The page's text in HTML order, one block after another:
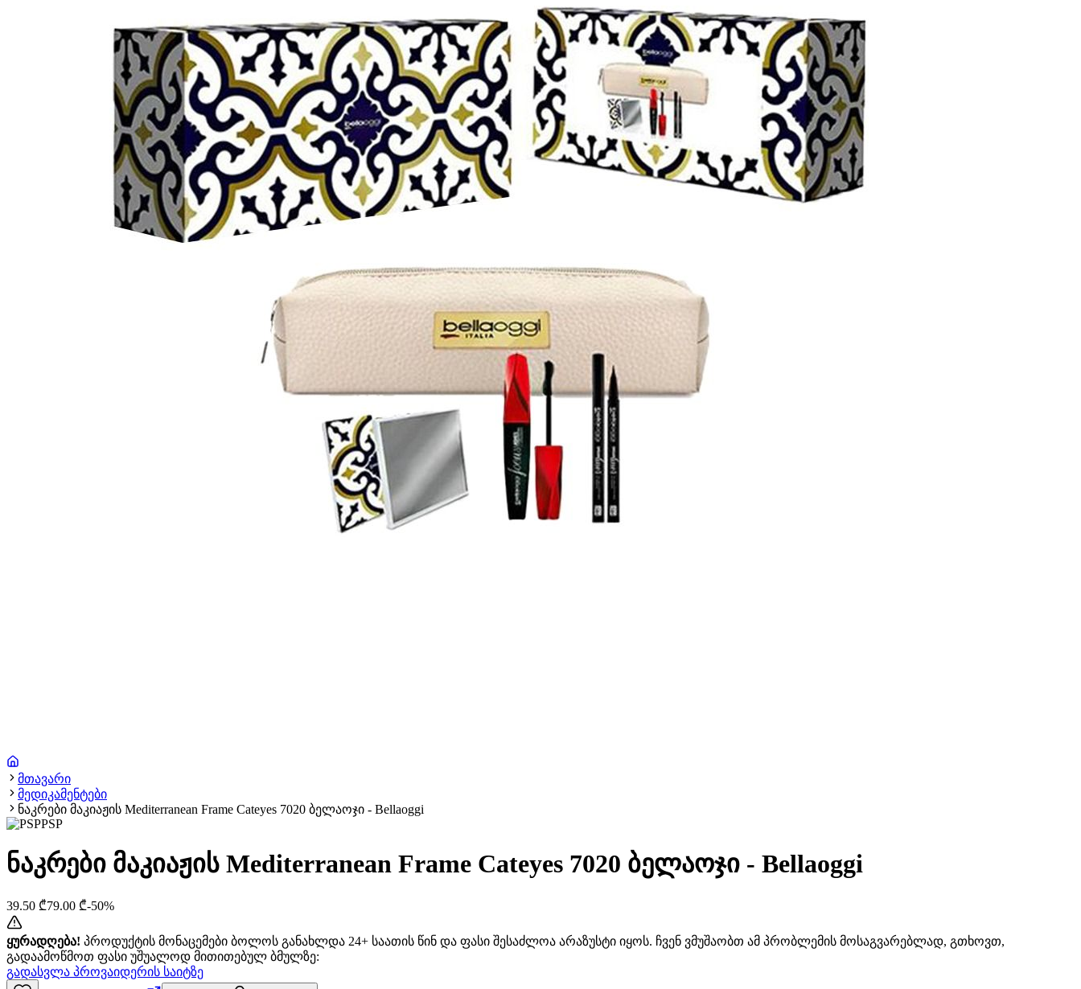
მთავარი
მედიკამენტები
ნაკრები მაკიაჟის Mediterranean Frame Cateyes 7020 ბელაოჯი - Bellaoggi
PSP
ნაკრები მაკიაჟის Mediterranean Frame Cateyes 7020 ბელაოჯი - Bellaoggi
39.50 ₾79.00 ₾-50%
ყურადღება! პროდუქტის მონაცემები ბოლოს განახლდა 24+ საათის წინ და ფასი შესაძლოა არაზუსტი იყოს. ჩვენ ვმუშაობთ ამ პრობლემის მოსაგვარებლად, გთხოვთ,
გადაამოწმოთ ფასი უშუალოდ მითითებულ ბმულზე:
გადასვლა პროვაიდერის საიტზე